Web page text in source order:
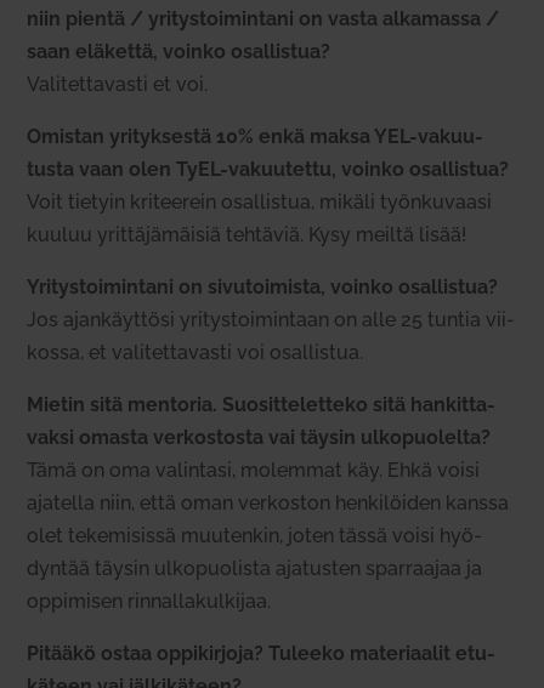
niin pientä / yri­tys­toi­mintani on vasta alka­massa /
saan elä­kettä, voinko osal­listua?
Vali­tet­ta­vasti et voi.
Omistan yri­tyk­sestä 10% enkä maksa YEL-vakuu­
tusta vaan olen TyEL-vakuu­tettu, voinko osal­listua?
Voit tietyin kri­teerein osal­listua, mikäli työn­ku­vaasi
kuuluu yrit­tä­jä­mäisiä teh­täviä. Kysy meiltä lisää!
Yri­tys­toi­mintani on sivu­toi­mista, voinko osal­listua?
Jos ajan­käyttösi yri­tys­toi­mintaan on alle 25 tuntia vii­
kossa, et vali­tet­ta­vasti voi osal­listua.
Mietin sitä men­toria. Suo­sit­te­letteko sitä han­kit­ta­
vaksi omasta ver­kos­tosta vai täysin ulko­puo­lelta?
Tämä on oma valintasi, molemmat käy. Ehkä voisi
aja­tella niin, että oman ver­koston hen­ki­löiden kanssa
olet teke­mi­sissä muu­tenkin, joten tässä voisi hyö­
dyntää täysin ulko­puo­lista aja­tusten spar­raajaa ja
oppi­misen rin­nal­la­kul­kijaa.
Pitääkö ostaa oppi­kirjoja? Tuleeko mate­ri­aalit etu­